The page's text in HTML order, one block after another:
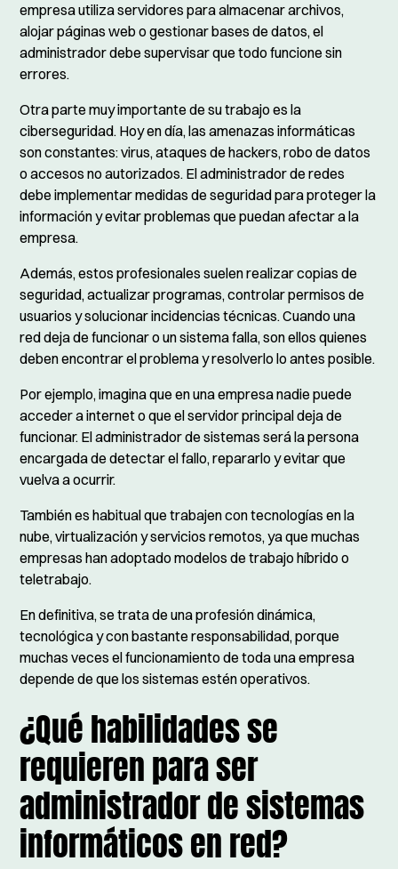
empresa utiliza servidores para almacenar archivos,
alojar páginas web o gestionar bases de datos, el
administrador debe supervisar que todo funcione sin
errores.
Otra parte muy importante de su trabajo es la
ciberseguridad. Hoy en día, las amenazas informáticas
son constantes: virus, ataques de hackers, robo de datos
o accesos no autorizados. El administrador de redes
debe implementar medidas de seguridad para proteger la
información y evitar problemas que puedan afectar a la
empresa.
Además, estos profesionales suelen realizar copias de
seguridad, actualizar programas, controlar permisos de
usuarios y solucionar incidencias técnicas. Cuando una
red deja de funcionar o un sistema falla, son ellos quienes
deben encontrar el problema y resolverlo lo antes posible.
Por ejemplo, imagina que en una empresa nadie puede
acceder a internet o que el servidor principal deja de
funcionar. El administrador de sistemas será la persona
encargada de detectar el fallo, repararlo y evitar que
vuelva a ocurrir.
También es habitual que trabajen con tecnologías en la
nube, virtualización y servicios remotos, ya que muchas
empresas han adoptado modelos de trabajo híbrido o
teletrabajo.
En definitiva, se trata de una profesión dinámica,
tecnológica y con bastante responsabilidad, porque
muchas veces el funcionamiento de toda una empresa
depende de que los sistemas estén operativos.
¿Qué habilidades se
requieren para ser
administrador de sistemas
informáticos en red?